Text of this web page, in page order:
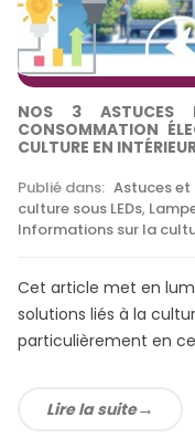
NOS 3 ASTUCES
CONSOMMATION
CULTURE EN
Publié dans: Astuces et
culture sous LEDs,
Informations sur la
Cet article met en
solutions liés à la
particulièrement en ce
Lire la suite